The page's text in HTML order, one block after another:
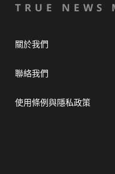
TRUE NEWS
關於我們
聯絡我們
使用條例與隱私政策